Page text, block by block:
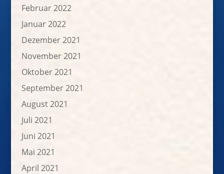
Februar 2022
Januar 2022
Dezember 2021
November 2021
Oktober 2021
September 2021
August 2021
Juli 2021
Juni 2021
Mai 2021
April 2021